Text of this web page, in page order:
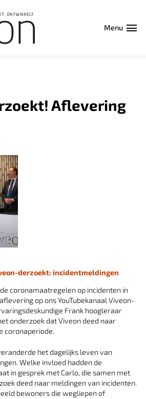
Menu
Aflevering
derzoekt: incidentmeldingen
coronamaatregelen op incidenten in
op ons YouTubekanaal Viveon-
Frank hoogleraar
onderzoek dat Viveon deed naar
coronaperiode.
het dagelijks leven van
Welke invloed hadden de
in gesprek met Carlo, die samen met
deed naar meldingen van incidenten.
bewoners die wegliepen of